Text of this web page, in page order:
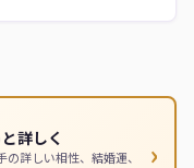
詳しく
詳しい相性、結婚運、
›